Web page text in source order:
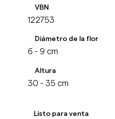
VBN
122753
Diámetro de la flor
6 - 9 cm
Altura
30 - 35 cm
Listo para venta